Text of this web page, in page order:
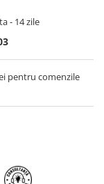
- 14 zile
pentru comenzile